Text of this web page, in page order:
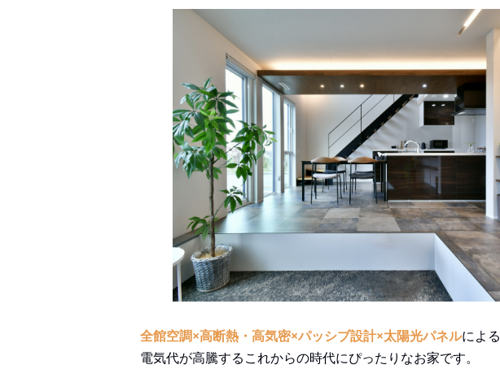
全館空調×高断熱・高気密×パッシブ設計×太陽光パネルによる
電気代が高騰するこれからの時代にぴったりなお家です。